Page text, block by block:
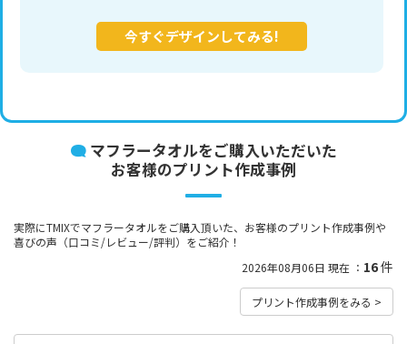
今すぐデザインしてみる!
マフラータオルをご購入いただいた
お客様のプリント作成事例
実際にTMIXでマフラータオルをご購入頂いた、お客様のプリント作成事例や
喜びの声（口コミ/レビュー/評判）をご紹介！
2026年08月06日 現在 ： 16件
プリント作成事例をみる >